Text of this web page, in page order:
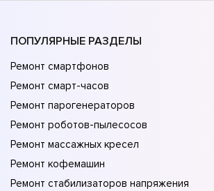
ПОПУЛЯРНЫЕ РАЗДЕЛЫ
Ремонт смартфонов
Ремонт смарт-часов
Ремонт парогенераторов
Ремонт роботов-пылесосов
Ремонт массажных кресел
Ремонт кофемашин
Ремонт стабилизаторов напряжения